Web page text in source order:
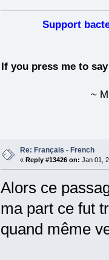
Support
If you press me to
~
Re: Français - French
« Reply #13426 on: Jan 01,
Alors ce
ma part ce fut
quand même